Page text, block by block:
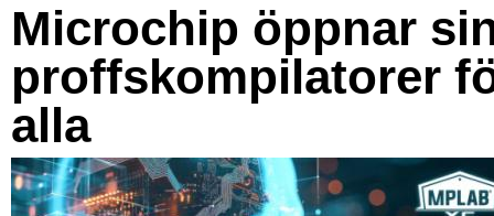
Microchip öppnar
proffskompilatorer
alla